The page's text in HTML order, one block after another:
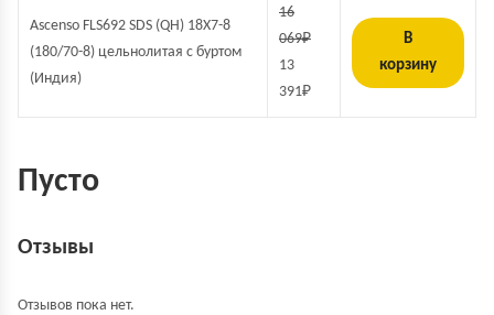
Ascenso FLS692 SDS (QH) 18X7-8
(180/70-8) цельнолитая с буртом
(Индия)
16
069₽
13
391₽
В
корзину
Пусто
Отзывы
Отзывов пока нет.